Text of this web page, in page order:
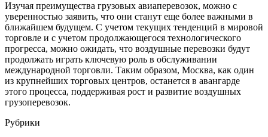
Изучая преимущества грузовых авиаперевозок, можно с
уверенностью заявить, что они станут еще более важными в
ближайшем будущем. С учетом текущих тенденций в мировой
торговле и с учетом продолжающегося технологического
прогресса, можно ожидать, что воздушные перевозки будут
продолжать играть ключевую роль в обслуживании
международной торговли. Таким образом, Москва, как один
из крупнейших торговых центров, останется в авангарде
этого процесса, поддерживая рост и развитие воздушных
грузоперевозок.
Рубрики